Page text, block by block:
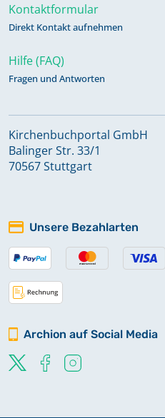
Kontaktformular
Direkt Kontakt aufnehmen
Hilfe (FAQ)
Fragen und Antworten
Kirchenbuchportal GmbH
Balinger Str. 33/1
70567 Stuttgart
Unsere Bezahlarten
Archion auf Social Media